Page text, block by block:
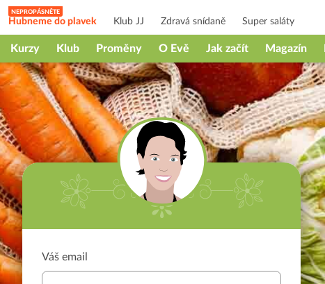
Hubneme do plavek Klub JJ Zdravá snídaně Super saláty
Kurzy Klub Proměny O Evě Jak začít Magazín
Váš email